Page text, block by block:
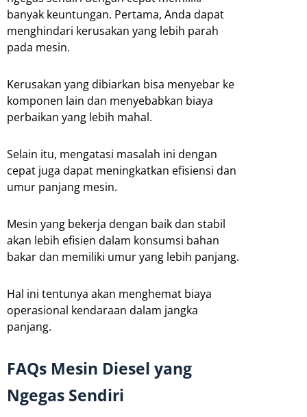
banyak keuntungan. Pertama, Anda dapat
menghindari kerusakan yang lebih parah
pada mesin.
Kerusakan yang dibiarkan bisa menyebar ke
komponen lain dan menyebabkan biaya
perbaikan yang lebih mahal.
Selain itu, mengatasi masalah ini dengan
cepat juga dapat meningkatkan efisiensi dan
umur panjang mesin.
Mesin yang bekerja dengan baik dan stabil
akan lebih efisien dalam konsumsi bahan
bakar dan memiliki umur yang lebih panjang.
Hal ini tentunya akan menghemat biaya
operasional kendaraan dalam jangka
panjang.
FAQs Mesin Diesel yang
Ngegas Sendiri